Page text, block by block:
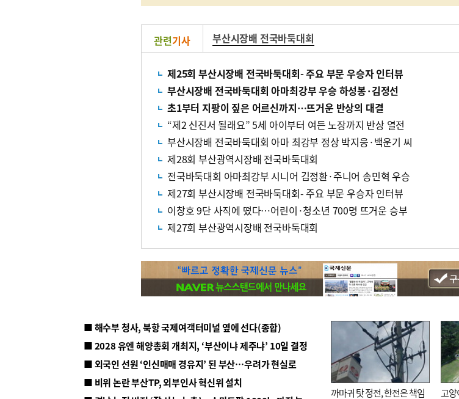
관련기사 부산시장배 전국바둑대회
제25회 부산시장배 전국바둑대회- 주요 부문 우승자 인터뷰
부산시장배 전국바둑대회 아마최강부 우승 하성봉·김정선
초1부터 지팡이 짚은 어르신까지…뜨거운 반상의 대결
“제2 신진서 될래요” 5세 아이부터 여든 노장까지 반상 열전
부산시장배 전국바둑대회 아마 최강부 정상 박지웅·백운기 씨
제28회 부산광역시장배 전국바둑대회
전국바둑대회 아마최강부 시니어 김정환·주니어 송민혁 우승
제27회 부산시장배 전국바둑대회- 주요 부문 우승자 인터뷰
이창호 9단 사직에 떴다…어린이·청소년 700명 뜨거운 승부
제27회 부산광역시장배 전국바둑대회
■ 해수부 청사, 북항 국제여객터미널 옆에 선다(종합)
■ 2028 유엔 해양총회 개최지, ‘부산이냐 제주냐’ 10일 결정
■ 외국인 선원 ‘인신매매 경유지’ 된 부산…우려가 현실로
■ 비위 논란 부산TP, 외부인사 혁신위 설치
까마귀 탓 정전, 한전은 책임
고